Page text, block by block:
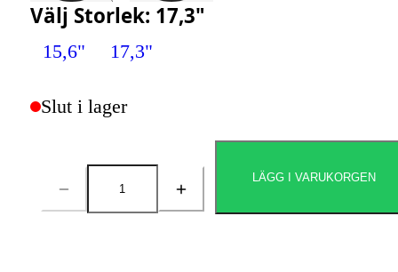
Välj Storlek: 17,3"
15,6" 17,3"
Slut i lager
Antal
LÄGG I VARUKORGEN